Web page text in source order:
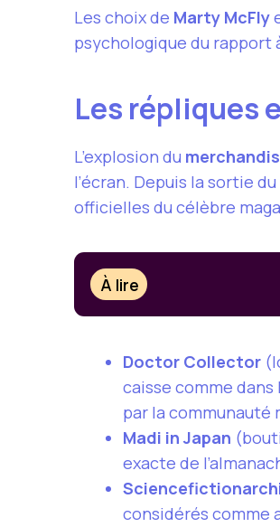
Les choix de Marty McFly
psychologique du rapport
Les répliques
L’explosion du
l’écran. Depuis la sortie
officielles du célèbre
À lire
Doctor Collector
caisse comme dans
par la communauté
Madi in Japan
exacte de
considérés comme